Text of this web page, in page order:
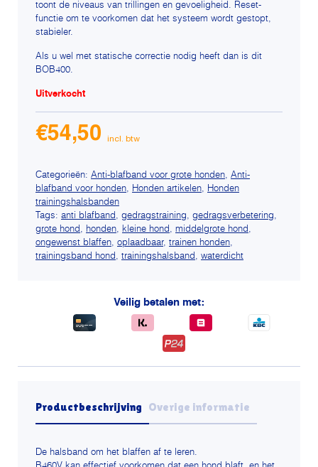
toont de niveaus van trillingen en gevoeligheid. Reset-
functie om te voorkomen dat het systeem wordt gestopt,
stabieler.
Als u wel met statische correctie nodig heeft dan is dit
BOB400.
Uitverkocht
€54,50
Categorieën: Anti-blafband voor grote honden, Anti-
blafband voor honden, Honden artikelen, Honden
trainingshalsbanden
Tags: anti blafband, gedragstraining, gedragsverbetering,
grote hond, honden, kleine hond, middelgrote hond,
ongewenst blaffen, oplaadbaar, trainen honden,
trainingsband hond, trainingshalsband, waterdicht
Veilig betalen met:
Productbeschrijving Overige informatie
De halsband om het blaffen af te leren.